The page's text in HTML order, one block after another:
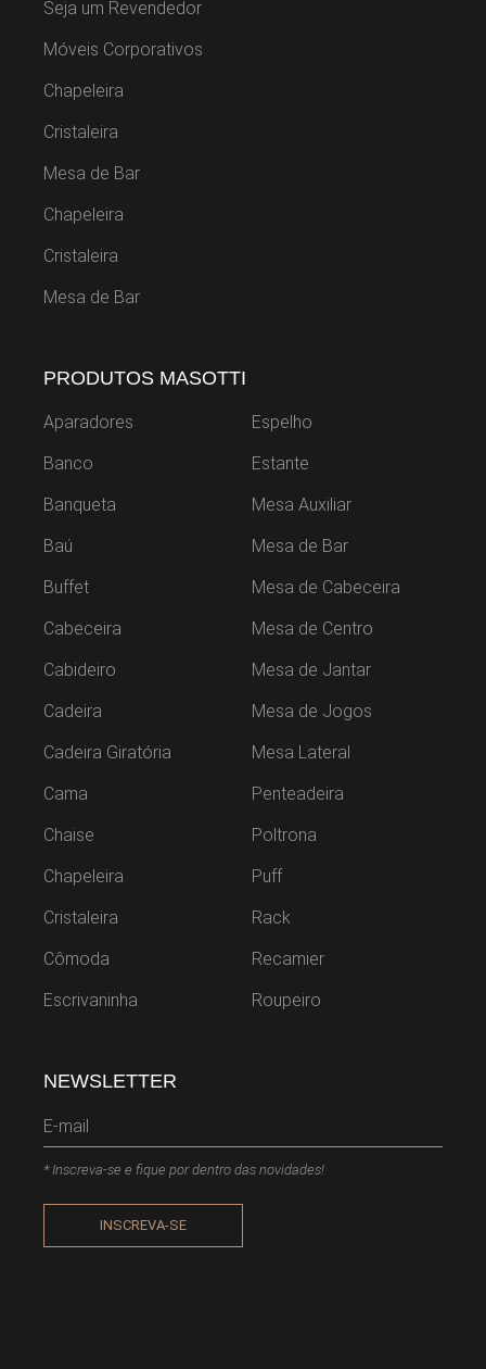
Seja um Revendedor
Móveis Corporativos
Chapeleira
Cristaleira
Mesa de Bar
Chapeleira
Cristaleira
Mesa de Bar
PRODUTOS MASOTTI
Aparadores
Banco
Banqueta
Baú
Buffet
Cabeceira
Cabideiro
Cadeira
Cadeira Giratória
Cama
Chaise
Chapeleira
Cristaleira
Cômoda
Escrivaninha
Espelho
Estante
Mesa Auxiliar
Mesa de Bar
Mesa de Cabeceira
Mesa de Centro
Mesa de Jantar
Mesa de Jogos
Mesa Lateral
Penteadeira
Poltrona
Puff
Rack
Recamier
Roupeiro
NEWSLETTER
* Inscreva-se e fique por dentro das novidades!
INSCREVA-SE